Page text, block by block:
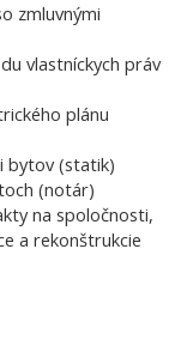
zmluvnými
vlastníckych práv
plánu
bytov (statik)
(notár)
na spoločnosti,
a rekonštrukcie